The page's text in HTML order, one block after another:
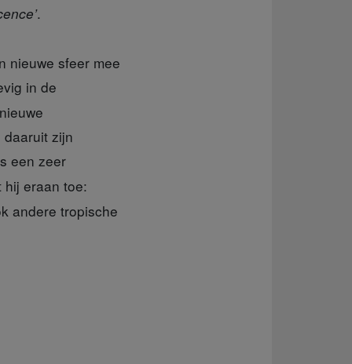
.
nieuwe sfeer mee
in de
zijn
een zeer
hij eraan toe:
andere tropische